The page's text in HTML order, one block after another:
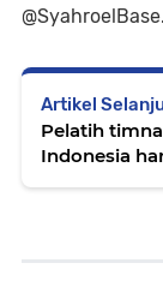
@SyahroelBase.
Artikel
Pelatih
Indonesia